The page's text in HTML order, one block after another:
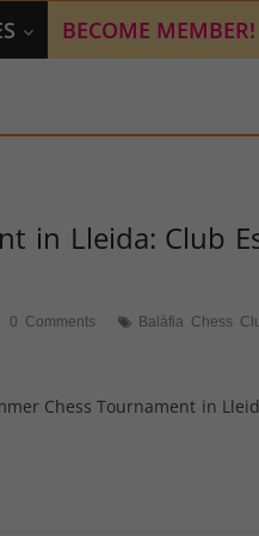
BECOME MEMBER!
in Lleida: Club
0 Comments Balàfia Chess
Chess Tournament in